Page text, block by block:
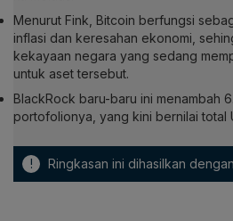
Menurut Fink, Bitcoin berfungsi
inflasi dan keresahan ekonomi,
kekayaan negara yang sedang
untuk aset tersebut.
BlackRock baru-baru ini menambah
portofolionya, yang kini bernilai total
! Ringkasan ini dihasilkan